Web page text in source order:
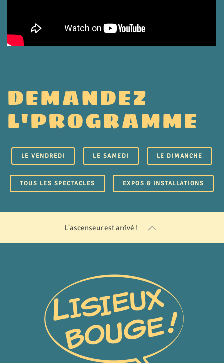
DEMANDEZ
L'PROGRAMME
LE VENDREDI LE SAMEDI LE DIMANCHE
TOUS LES SPECTACLES EXPOS & INSTALLATIONS
L'ascenseur est arrivé !